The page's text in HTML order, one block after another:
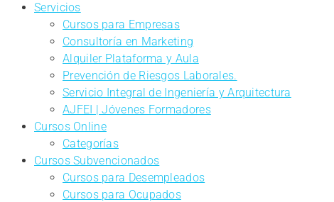
Servicios
Cursos para Empresas
Consultoría en Marketing
Alquiler Plataforma y Aula
Prevención de Riesgos Laborales.
Servicio Integral de Ingeniería y Arquitectura
AJFEI | Jóvenes Formadores
Cursos Online
Categorías
Cursos Subvencionados
Cursos para Desempleados
Cursos para Ocupados